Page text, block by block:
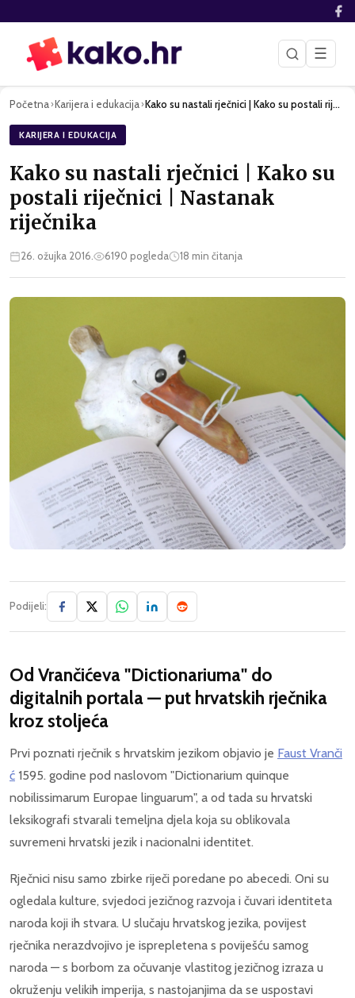
☰
Početna›Karijera i edukacija› Kako su nastali rječnici | Kako su postali riječnici | Nasta…
KARIJERA I EDUKACIJA
Kako su nastali rječnici | Kako su
postali riječnici | Nastanak
riječnika
26. ožujka 2016. 6190 pogleda 18 min čitanja
Podijeli:
Od Vrančićeva "Dictionariuma" do
digitalnih portala — put hrvatskih rječnika
kroz stoljeća
Prvi poznati rječnik s hrvatskim jezikom objavio je Faust Vranči
ć 1595. godine pod naslovom "Dictionarium quinque
nobilissimarum Europae linguarum", a od tada su hrvatski
leksikografi stvarali temeljna djela koja su oblikovala
suvremeni hrvatski jezik i nacionalni identitet.
Rječnici nisu samo zbirke riječi poredane po abecedi. Oni su
ogledala kulture, svjedoci jezičnog razvoja i čuvari identiteta
naroda koji ih stvara. U slučaju hrvatskog jezika, povijest
rječnika nerazdvojivo je isprepletena s poviješću samog
naroda — s borbom za očuvanje vlastitog jezičnog izraza u
okruženju velikih imperija, s nastojanjima da se uspostavi